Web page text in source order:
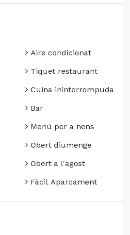
Aire condicionat
Tiquet restaurant
Cuina ininterrompuda
Bar
Menú per a nens
Obert diumenge
Obert a l'agost
Fàcil Aparcament